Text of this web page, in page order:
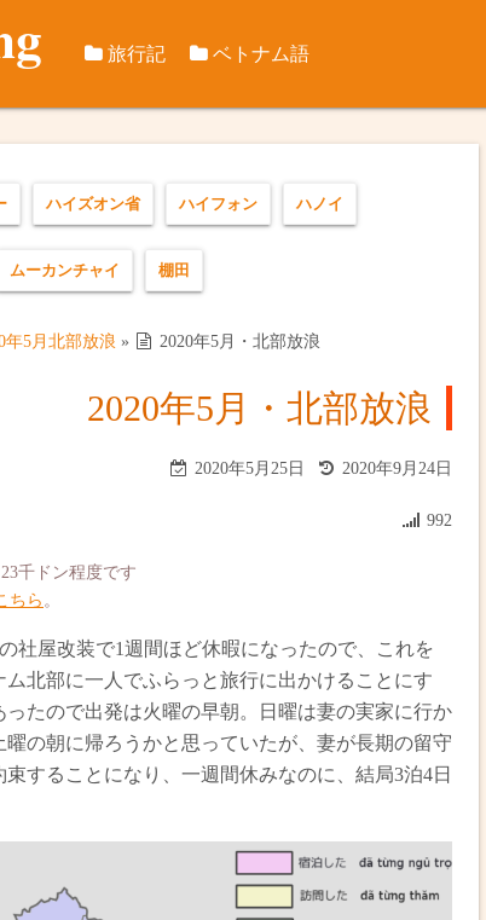
旅行記
旅行データ 訪問歴
ベトナム国内のメコン川
2012年8月ベトナム・台
2012年10月インドシナ横断
2015年2月メコンデルタ
2015年秋ベトナム・ラ
2016年秋 香港澳門・中
2017年雲南とベトナム
2018年夏ミリ・ブルネイ
2018年秋プノンペン・ウ
2023年・夫婦でタイ旅行
2025年11月・日本一時帰
ベトナム国内旅行 2018年冬のバイク旅：
2019年テトのバイク旅
2019年秋のビザラン旅
2020年5月北部放浪（完）
カンゾー県からフェリ
2021年12月ロンアン省
ビンズォン省へ焼けた
ドンナイ省の巨大マリ
2023年5月メコンデルタ
ベトナム語
つれづれ日本語ベトナム語
ハイズオン省 ハイフォン ハノイ
ムーカンチャイ 棚田
年5月北部放浪 » 2020年5月・北部放浪
2020年5月・北部放浪
2020年5月25日 2020年9月24日
992
千ドン程度です
ちら 。
社屋改装で1週間ほど休暇になったので、これを
北部に一人でふらっと旅行に出かけることにす
たので出発は火曜の早朝。日曜は妻の実家に行か
の朝に帰ろうかと思っていたが、妻が長期の留守
することになり、一週間休みなのに、結局3泊4日